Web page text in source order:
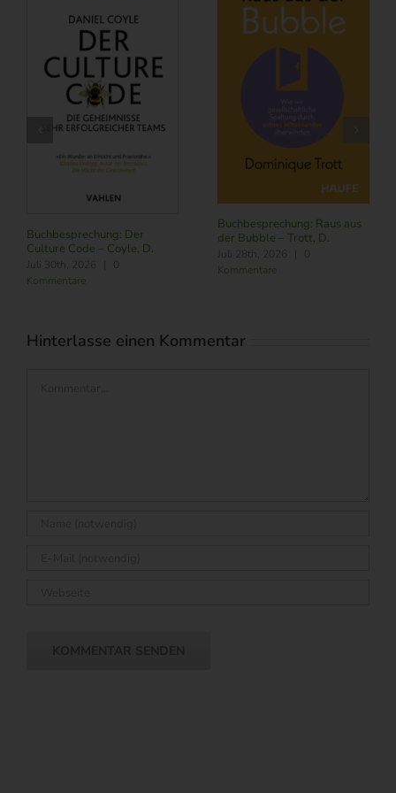
Buchbesprechung: Der
Culture Code – Coyle, D.
Juli 30th, 2026
0
Kommentare
Buchbesprechung: Raus aus
der Bubble – Trott, D.
Juli 28th, 2026
0
Kommentare
Hinterlasse einen Kommentar